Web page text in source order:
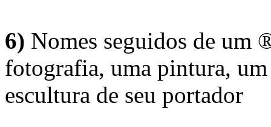
6) Nomes seguidos de um
fotografia, uma pintura,
escultura de seu portador